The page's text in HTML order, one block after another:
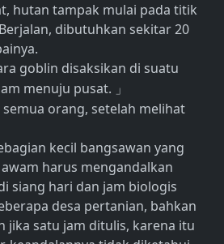
hutan tampak mulai pada titik
dibutuhkan sekitar 20
goblin disaksikan di suatu
menuju pusat.
」
orang, setelah melihat
kecil bangsawan yang
harus mengandalkan
siang hari dan jam biologis
desa pertanian, bahkan
jika satu jam ditulis, karena itu